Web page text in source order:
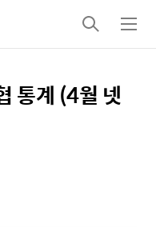
검
색
메
뉴
통계 (4월 넷